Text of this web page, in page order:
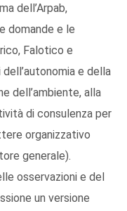
dell’Arpab,
domande e le
Falotico e
e della
dell’ambiente, alla
di consulenza per
organizzativo
generale).
osservazioni e del
un versione